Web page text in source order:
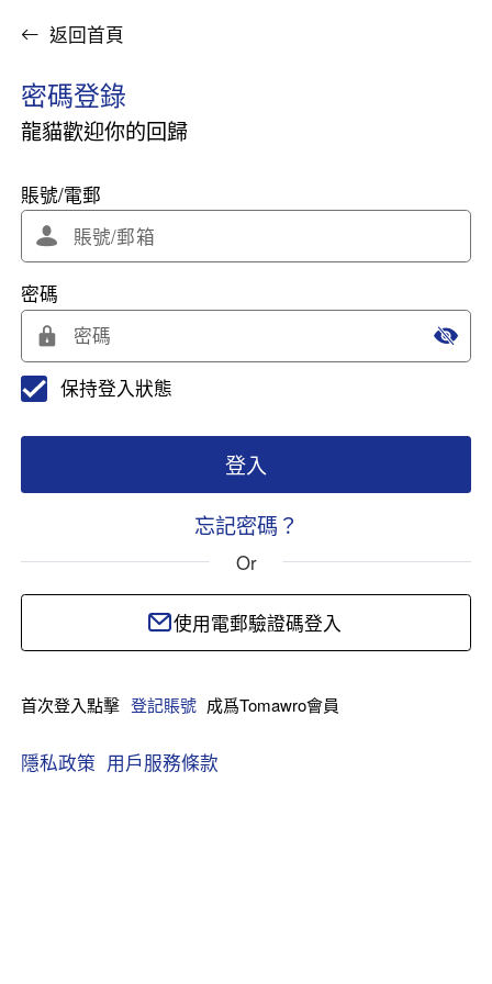
返回首頁
密碼登錄
龍貓歡迎你的回歸
賬號/電郵
密碼
保持登入狀態
登入
忘記密碼？
Or
使用電郵驗證碼登入
首次登入點擊 登記賬號 成爲Tomawro會員
隱私政策 用戶服務條款